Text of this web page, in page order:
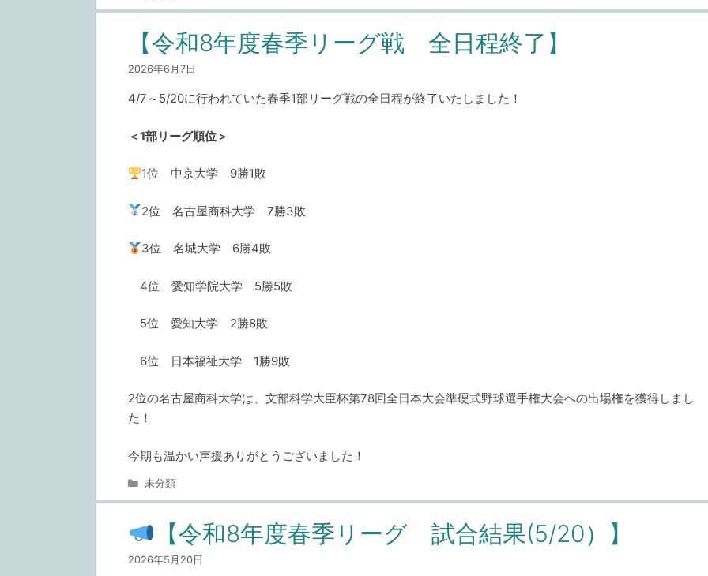
テ
リ
ー
【令和8年度春季リーグ戦 全日程終了】
2026年6月7日
4/7～5/20に行われていた春季1部リーグ戦の全日程が終了いたしました！
＜1部リーグ順位＞
1位 中京大学 9勝1敗
2位 名古屋商科大学 7勝3敗
3位 名城大学 6勝4敗
4位 愛知学院大学 5勝5敗
5位 愛知大学 2勝8敗
6位 日本福祉大学 1勝9敗
2位の名古屋商科大学は、文部科学大臣杯第78回全日本大会準硬式野球選手権大会への出場権を獲得しまし
た！
今期も温かい声援ありがとうございました！
カ
リ
ー
未分類
【令和8年度春季リーグ 試合結果(5/20）】
2026年5月20日